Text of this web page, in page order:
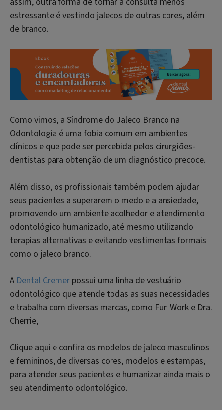
estressante é vestindo jalecos de outras cores, além
de branco.
Como vimos, a Síndrome do Jaleco Branco na
Odontologia é uma fobia comum em ambientes
clínicos e que pode ser percebida pelos cirurgiões-
dentistas para obtenção de um diagnóstico precoce.
Além disso, os profissionais também podem ajudar
seus pacientes a superarem o medo e a ansiedade,
promovendo um ambiente acolhedor e atendimento
odontológico humanizado, até mesmo utilizando
terapias alternativas e evitando vestimentas formais
como o jaleco branco.
A Dental Cremer possui uma linha de vestuário
odontológico que atende todas as suas necessidades
e trabalha com diversas marcas, como Fun Work e Dra.
Cherrie,
Clique aqui e confira os modelos de jaleco masculinos
e femininos, de diversas cores, modelos e estampas,
para atender seus pacientes e humanizar ainda mais o
seu atendimento odontológico.